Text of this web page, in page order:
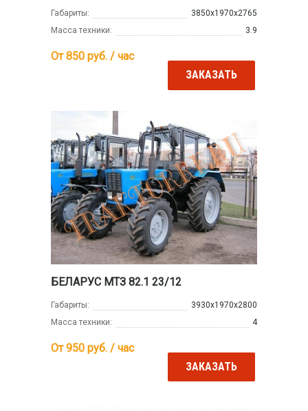
Габариты:
3850х1970х2765
Масса техники:
3.9
От 850 руб. / час
ЗАКАЗАТЬ
БЕЛАРУС МТЗ 82.1 23/12
Габариты:
3930x1970x2800
Масса техники:
4
От 950 руб. / час
ЗАКАЗАТЬ